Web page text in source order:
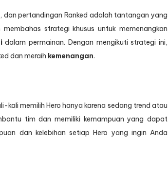
dan pertandingan Ranked adalah tantangan yang
strategi khusus untuk memenangkan
dalam permainan. Dengan mengikuti strategi ini,
dan meraih kemenangan.
kali memilih Hero hanya karena sedang trend atau
tim dan memiliki kemampuan yang dapat
dan kelebihan setiap Hero yang ingin Anda